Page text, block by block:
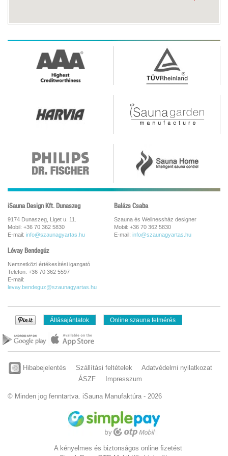
iSauna Design Kft. Dunaszeg
9174 Dunaszeg, Liget u. 11.
Mobil: +36 70 362 5830
E-mail: info@szaunagyartas.hu
Balázs Csaba
Szauna és Wellnessház designer
Mobil: +36 70 362 5830
E-mail: info@szaunagyartas.hu
Lévay Bendegúz
Nemzetközi értékesítési igazgató
Telefon: +36 70 362 5597
E-mail:
levay.bendeguz@szaunagyartas.hu
Állásajánlatok Online szauna felmérés
Hibabejelentés Szállítási feltételek
Adatvédelmi nyilatkozat
ÁSZF
Impresszum
© Minden jog fenntartva. iSauna Manufaktúra - 2026
A kényelmes és biztonságos online ﬁzetést